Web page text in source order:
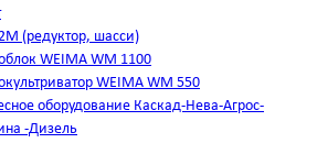
(редуктор, шасси)
WEIMA WM 1100
WEIMA WM 550
оборудование Каскад-Нева-Агрос-
-Дизель